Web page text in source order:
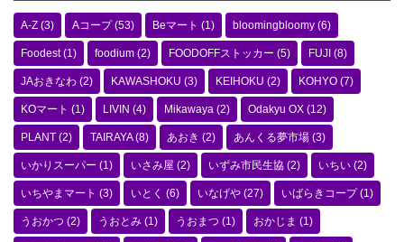
A-Z (3) Aコープ(53) Beマート (1) bloomingbloomy (6)
Foodest(1) foodium (2) FOODOFFストッカー (5) FUJI (8)
JAおきなわ (2) KAWASHOKU (3) KEIHOKU (2) KOHYO (7)
KOマート (1) LIVIN (4) Mikawaya (2) Odakyu OX (12)
PLANT (2) TAIRAYA(8) あおき (2) あんくる夢市場 (3)
いかりスーパー (1) いさみ屋 (2) いずみ市民生協 (2) いちい (2)
いちやまマート (3) いとく (6) いなげや (27) いばらきコープ(1)
うおかつ (2) うおとみ (1) うおまつ (1) おかじま (1)